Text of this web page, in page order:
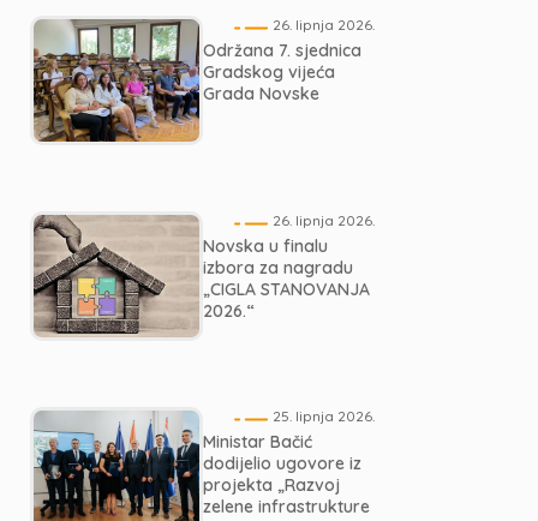
26. lipnja 2026.
Održana 7. sjednica
Gradskog vijeća
Grada Novske
26. lipnja 2026.
Novska u finalu
izbora za nagradu
„CIGLA STANOVANJA
2026.“
25. lipnja 2026.
Ministar Bačić
dodijelio ugovore iz
projekta „Razvoj
zelene infrastrukture